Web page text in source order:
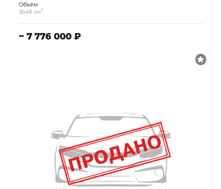
Объём
3649 см3
~ 7 776 000 ₽